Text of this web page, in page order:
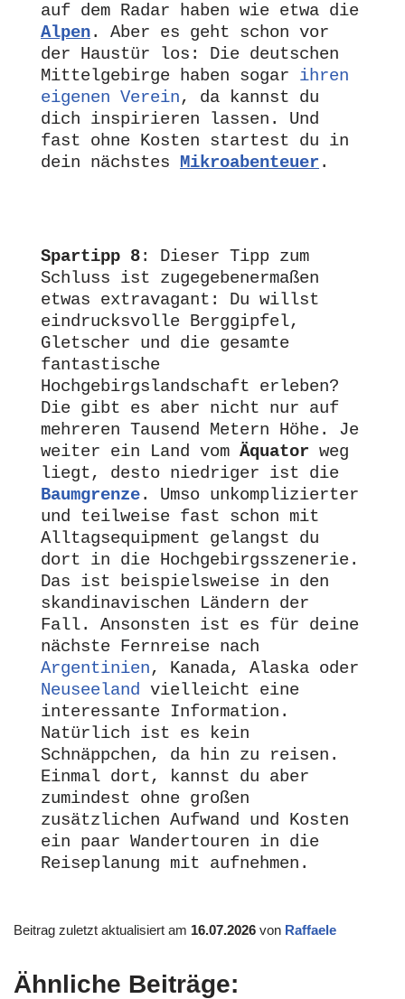
Alpen. Aber es geht schon vor
der Haustür los: Die deutschen
Mittelgebirge haben sogar ihren
eigenen Verein, da kannst du
dich inspirieren lassen. Und
fast ohne Kosten startest du in
dein nächstes Mikroabenteuer .
Spartipp 8: Dieser Tipp zum
Schluss ist zugegebenermaßen
etwas extravagant: Du willst
eindrucksvolle Berggipfel,
Gletscher und die gesamte
fantastische
Hochgebirgslandschaft erleben?
Die gibt es aber nicht nur auf
mehreren Tausend Metern Höhe. Je
weiter ein Land vom Äquator weg
Baumgrenze. Umso unkomplizierter
und teilweise fast schon mit
Alltagsequipment gelangst du
dort in die Hochgebirgsszenerie.
Das ist beispielsweise in den
skandinavischen Ländern der
Fall. Ansonsten ist es für deine
Argentinien
Neuseeland vielleicht eine
interessante Information.
Natürlich ist es kein
Schnäppchen, da hin zu reisen.
Einmal dort, kannst du aber
zumindest ohne großen
zusätzlichen Aufwand und Kosten
ein paar Wandertouren in die
Reiseplanung mit aufnehmen.
Beitrag zuletzt aktualisiert am 16.07.2026 von Raffaele
Ähnliche Beiträge: